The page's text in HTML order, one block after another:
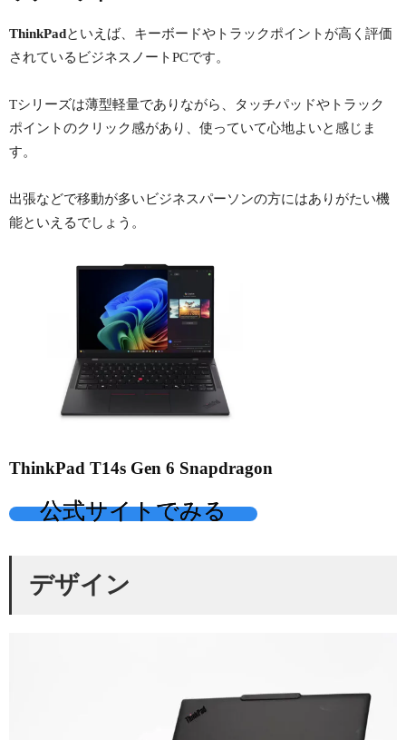
ThinkPadといえば、キーボードやトラックポイントが高く評価
されているビジネスノートPCです。
Tシリーズは薄型軽量でありながら、タッチパッドやトラック
ポイントのクリック感があり、使っていて心地よいと感じま
す。
出張などで移動が多いビジネスパーソンの方にはありがたい機
能といえるでしょう。
ThinkPad T14s Gen 6 Snapdragon
公式サイトでみる
デザイン